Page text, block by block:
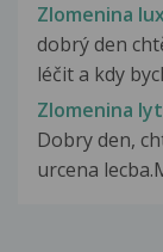
Zlomenina
dobrý den
léčit a kdy
Zlomenina
Dobry den,
urcena